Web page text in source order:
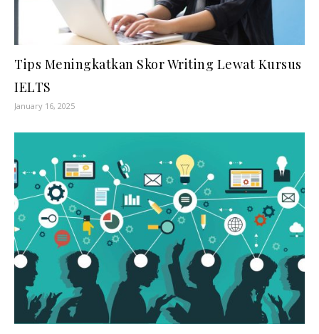
Tips Meningkatkan Skor Writing Lewat Kursus
IELTS
January 16, 2025